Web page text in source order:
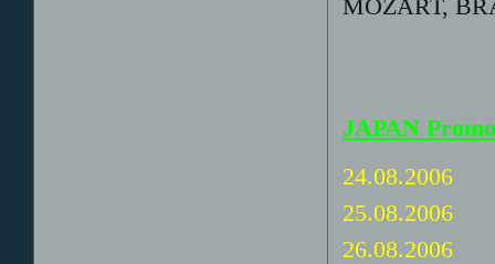
MOZART,
JAPAN
24.08.2006
25.08.2006
26.08.2006